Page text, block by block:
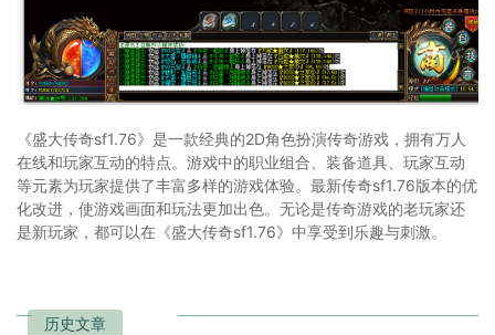
《盛大传奇sf1.76》是一款经典的2D角色扮演传奇游戏，拥有万人
在线和玩家互动的特点。游戏中的职业组合、装备道具、玩家互动
等元素为玩家提供了丰富多样的游戏体验。最新传奇sf1.76版本的优
化改进，使游戏画面和玩法更加出色。无论是传奇游戏的老玩家还
是新玩家，都可以在《盛大传奇sf1.76》中享受到乐趣与刺激。
历史文章